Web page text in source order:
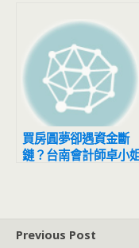
買房圓夢卻遇資金斷
鏈？台南會計師卓小
Previous Post